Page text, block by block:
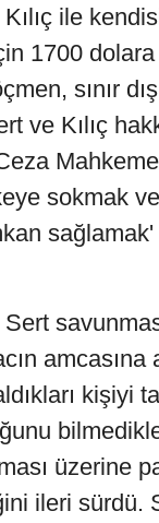
ile
1700 dolara
sınır
ve Kılıç
sokmak
kişiyi
üzerine
ileri sürdü.